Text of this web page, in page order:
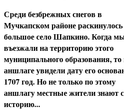
Среди безбрежных снегов в
Мучкапском районе раскинулось
большое село Шапкино. Когда
въезжали на территорию этого
муниципального образования, то
аншлаге увидели дату его
1707 год. Но не только по этому
аншлагу местные жители знают
историю...